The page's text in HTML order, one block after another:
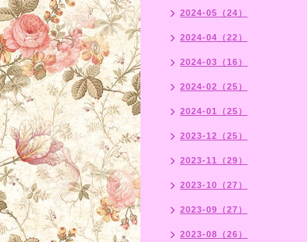
2024-05（24）
2024-04（22）
2024-03（16）
2024-02（25）
2024-01（25）
2023-12（25）
2023-11（29）
2023-10（27）
2023-09（27）
2023-08（26）